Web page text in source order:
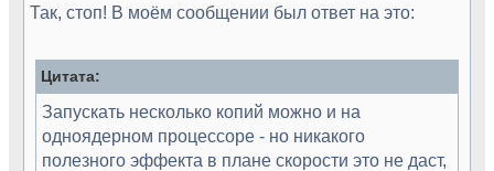
Так, стоп! В моём сообщении был ответ на это:
Цитата:
Запускать несколько копий можно и на
одноядерном процессоре - но никакого
полезного эффекта в плане скорости это не даст,